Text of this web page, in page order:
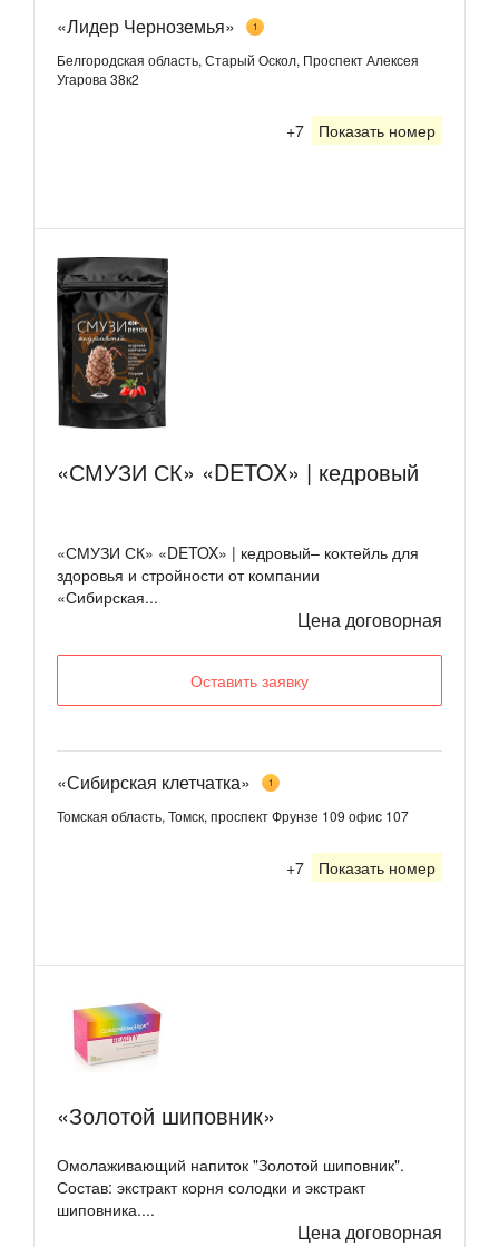
«Лидер Черноземья» 1
Белгородская область, Старый Оскол, Проспект Алексея
Угарова 38к2
+7 Показать номер
«СМУЗИ СК» «DETOX» | кедровый
«СМУЗИ СК» «DETOX» | кедровый– коктейль для
здоровья и стройности от компании
«Сибирская...
Цена договорная
Оставить заявку
«Сибирская клетчатка» 1
Томская область, Томск, проспект Фрунзе 109 офис 107
+7 Показать номер
«Золотой шиповник»
Омолаживающий напиток "Золотой шиповник".
Состав: экстракт корня солодки и экстракт
шиповника....
Цена договорная